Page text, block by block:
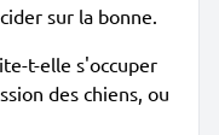
sur la bonne.
t-elle s'occuper
des chiens, ou